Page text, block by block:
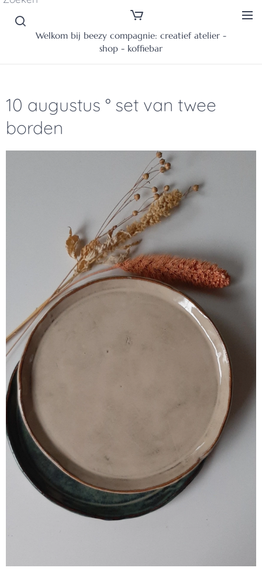
Welkom bij beezy compagnie: creatief atelier -
shop - koffiebar
10 augustus ° set van twee
borden